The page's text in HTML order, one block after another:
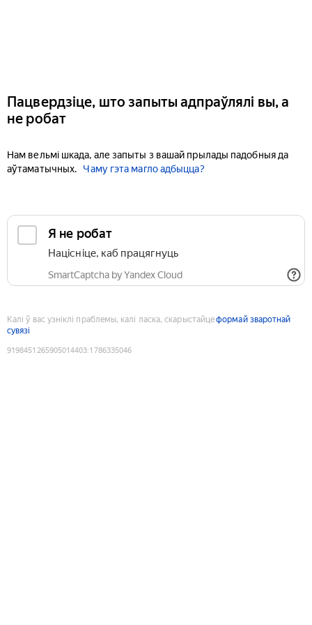
Пацвердзіце, што запыты адпраўлялі вы, а
не робат
Нам вельмі шкада, але запыты з вашай прылады падобныя да
аўтаматычных.
Чаму гэта магло адбыцца?
Я не робат
Націсніце, каб працягнуць
SmartCaptcha by Yandex Cloud
Калі ў вас узніклі праблемы, калі ласка, скарыстайцеформай зваротнай
сувязі
9198451265905014403:1786335046